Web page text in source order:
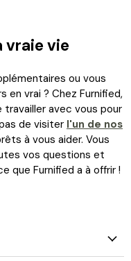
vraie vie
ou vous
en vrai ? Chez Furnified,
avec vous pour
de visiter l'un de nos
à vous aider. Vous
vos questions et
que Furnified a à offrir !